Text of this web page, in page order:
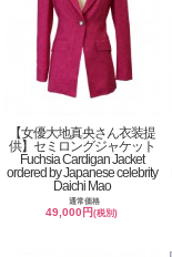
【女優大地真央さん衣装提
供】セミロングジャケット
Fuchsia Cardigan Jacket
ordered by Japanese celebrity
Daichi Mao
通常価格
49,000円(税別)